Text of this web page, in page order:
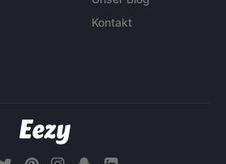
Kontakt